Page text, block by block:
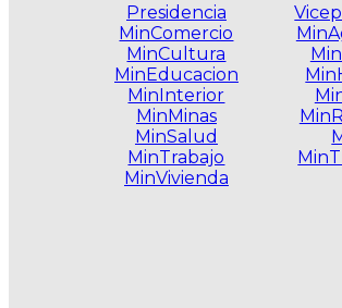
Presidencia
MinComercio
MinCultura
MinEducacion
MinInterior
MinMinas
MinSalud
MinTrabajo
MinVivienda